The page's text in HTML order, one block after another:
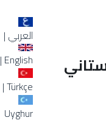
العربي |
English
|
Türkçe
|
Uyghur